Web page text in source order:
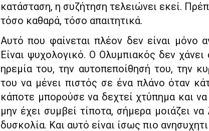
κατάσταση, η συζήτηση τελειώνει εκεί.
τόσο καθαρά, τόσο απαιτητικά.
Αυτό που φαίνεται πλέον δεν είναι μόνο
Είναι ψυχολογικό. Ο Ολυμπιακός δεν χάνει
ηρεμία του, την αυτοπεποίθησή του, την
του να μένει πιστός σε ένα πλάνο όταν
κάποτε μπορούσε να δεχτεί χτύπημα και να
μην έχει συμβεί τίποτα, σήμερα μοιάζει
δυσκολία. Και αυτό είναι ίσως πιο